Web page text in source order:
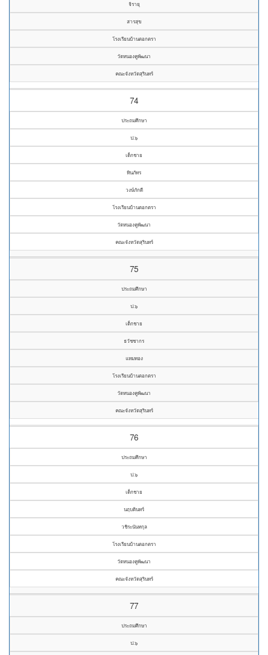
จิรายุ
สารสุข
โรงเรียนบ้านตอกตรา
วัดหนองคูพัฒนา
คณะจังหวัดสุรินทร์
74
ประถมศึกษา
ป.๖
เด็กชาย
ทินภัทร
วงษ์ภักดี
โรงเรียนบ้านตอกตรา
วัดหนองคูพัฒนา
คณะจังหวัดสุรินทร์
75
ประถมศึกษา
ป.๖
เด็กชาย
ธวัชชากร
แหมทอง
โรงเรียนบ้านตอกตรา
วัดหนองคูพัฒนา
คณะจังหวัดสุรินทร์
76
ประถมศึกษา
ป.๖
เด็กชาย
นฤบดินทร์
วชิระนันทกุล
โรงเรียนบ้านตอกตรา
วัดหนองคูพัฒนา
คณะจังหวัดสุรินทร์
77
ประถมศึกษา
ป.๖